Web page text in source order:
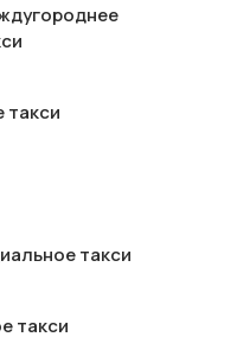
такси
такси
такси